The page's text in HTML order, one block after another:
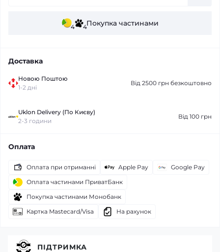
4 4Покупка частинами
Доставка
Новою Поштою
1-2 дні
Від 2500 грн безкоштовно
Uklon Delivery (По Києву)
2-3 години
Від 100 грн
Оплата
Оплата при отриманні Apple Pay
Google Pay
Оплата частинами ПриватБанк
Покупка частинами Монобанк
Картка Mastecard/Visa
На рахунок
ПІДТРИМКА